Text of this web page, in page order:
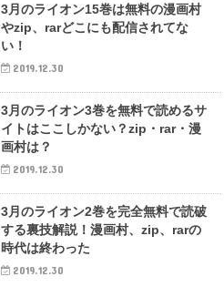
3月のライオン15巻は無料の漫画村
やzip、rarどこにも配信されてな
い！
2019.12.30
3月のライオン3巻を無料で読めるサ
イトはここしかない？zip・rar・漫
画村は？
2019.12.30
3月のライオン2巻を完全無料で読破
する裏技解説！漫画村、zip、rarの
時代は終わった
2019.12.30